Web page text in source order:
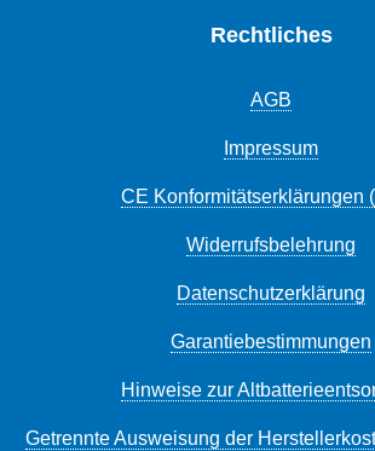
Rechtliches
AGB
Impressum
CE Konformitätserklärungen
Widerrufsbelehrung
Datenschutzerklärung
Garantiebestimmungen
Hinweise zur
Getrennte Ausweisung der